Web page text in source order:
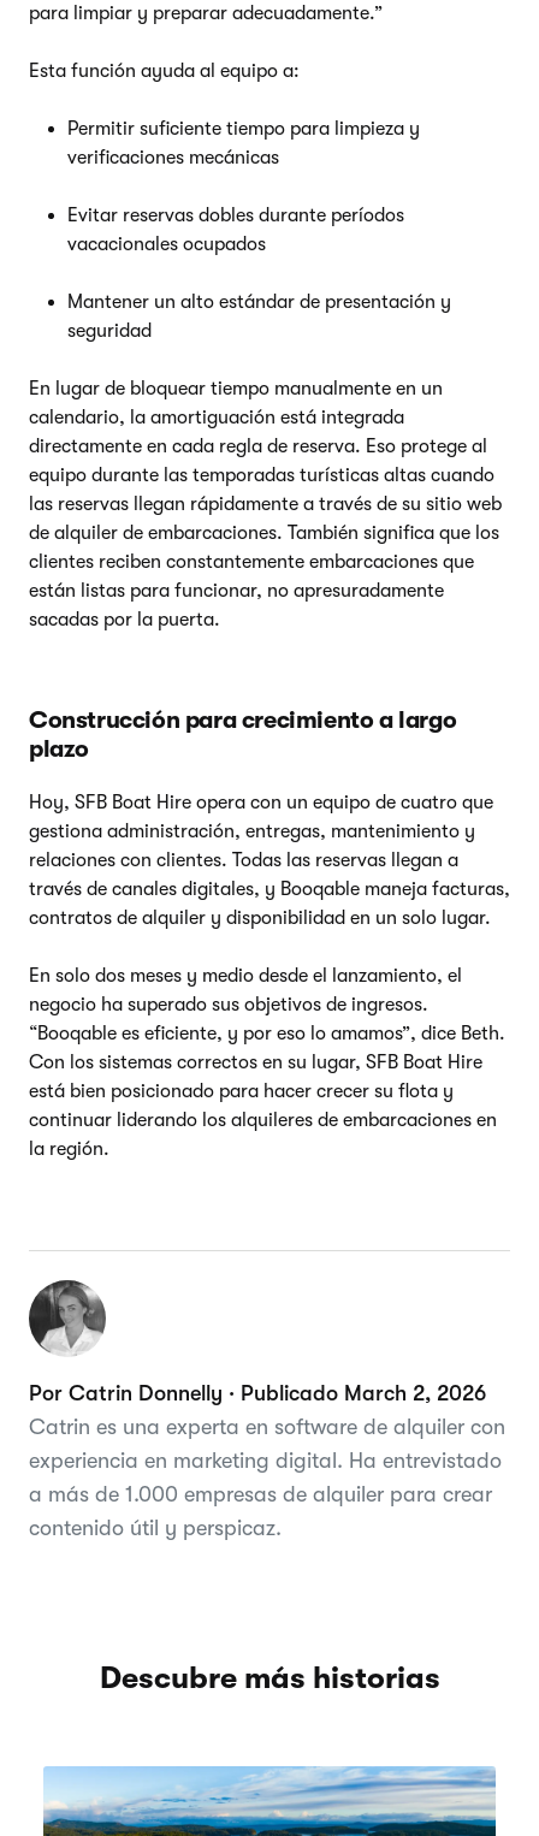
para limpiar y preparar adecuadamente.”
Esta función ayuda al equipo a:
Permitir suficiente tiempo para limpieza y
verificaciones mecánicas
Evitar reservas dobles durante períodos
vacacionales ocupados
Mantener un alto estándar de presentación y
seguridad
En lugar de bloquear tiempo manualmente en un
calendario, la amortiguación está integrada
directamente en cada regla de reserva. Eso protege al
equipo durante las temporadas turísticas altas cuando
las reservas llegan rápidamente a través de su sitio web
de alquiler de embarcaciones. También significa que los
clientes reciben constantemente embarcaciones que
están listas para funcionar, no apresuradamente
sacadas por la puerta.
Construcción para crecimiento a largo
plazo
Hoy, SFB Boat Hire opera con un equipo de cuatro que
gestiona administración, entregas, mantenimiento y
relaciones con clientes. Todas las reservas llegan a
través de canales digitales, y Booqable maneja facturas,
contratos de alquiler y disponibilidad en un solo lugar.
En solo dos meses y medio desde el lanzamiento, el
negocio ha superado sus objetivos de ingresos.
“Booqable es eficiente, y por eso lo amamos”, dice Beth.
Con los sistemas correctos en su lugar, SFB Boat Hire
está bien posicionado para hacer crecer su flota y
continuar liderando los alquileres de embarcaciones en
la región.
Por Catrin Donnelly · Publicado March 2, 2026
Catrin es una experta en software de alquiler con
experiencia en marketing digital. Ha entrevistado
a más de 1.000 empresas de alquiler para crear
contenido útil y perspicaz.
Descubre más historias